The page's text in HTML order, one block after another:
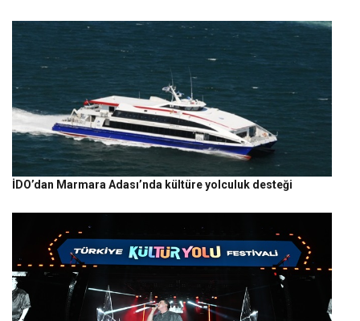
İDO’dan Marmara Adası’nda kültüre yolculuk desteği